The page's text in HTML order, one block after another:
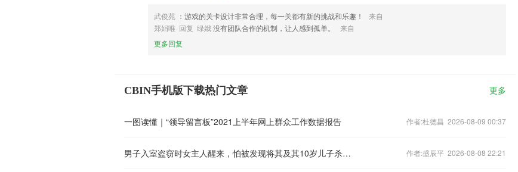
武俊苑 ：游戏的关卡设计非常合理，每一关都有新的挑战和乐趣！
来自
郑娟唯 回复 绿娥 没有团队合作的机制，让人感到孤单。
来自
更多回复
CBIN手机版下载热门文章 更多
一图读懂｜“领导留言板”2021上半年网上群众工作数据报告 作者:杜德昌 2026-08-09 00:37
男子入室盗窃时女主人醒来，怕被发现将其及其10岁儿子杀害，因证据不足被判无罪 作者:盛辰平 2026-08-08 22:21